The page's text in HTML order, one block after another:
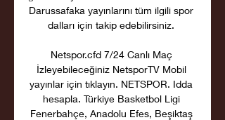
Darussafaka yayınlarını tüm ilgili spor
dalları için takip edebilirsiniz.
Netspor.cfd 7/24 Canlı Maç
İzleyebileceğiniz NetsporTV Mobil
yayınlar için tıklayın. NETSPOR. Idda
hesapla. Türkiye Basketbol Ligi
Fenerbahçe, Anadolu Efes, Beşiktaş